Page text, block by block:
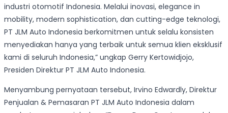
industri otomotif Indonesia. Melalui inovasi, elegance in
mobility, modern sophistication, dan cutting-edge teknologi,
PT JLM Auto Indonesia berkomitmen untuk selalu konsisten
menyediakan hanya yang terbaik untuk semua klien eksklusif
kami di seluruh Indonesia,” ungkap Gerry Kertowidjojo,
Presiden Direktur PT JLM Auto Indonesia.
Menyambung pernyataan tersebut, Irvino Edwardly, Direktur
Penjualan & Pemasaran PT JLM Auto Indonesia dalam